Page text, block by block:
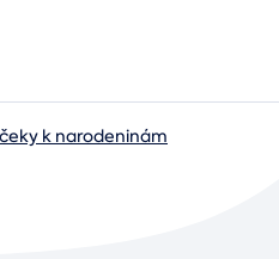
k narodeninám